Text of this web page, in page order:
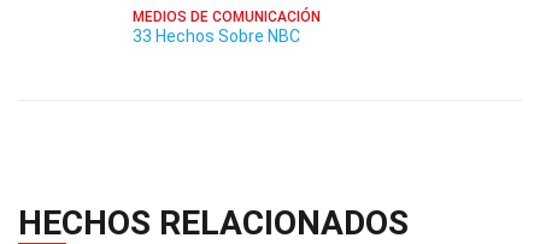
MEDIOS DE COMUNICACIÓN
33 Hechos Sobre NBC
HECHOS RELACIONADOS